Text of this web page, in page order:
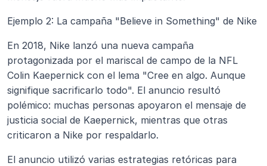
Ejemplo 2: La campaña "Believe in Something" de Nike
En 2018, Nike lanzó una nueva campaña
protagonizada por el mariscal de campo de la NFL
Colin Kaepernick con el lema "Cree en algo. Aunque
signifique sacrificarlo todo". El anuncio resultó
polémico: muchas personas apoyaron el mensaje de
justicia social de Kaepernick, mientras que otras
criticaron a Nike por respaldarlo.
El anuncio utilizó varias estrategias retóricas para